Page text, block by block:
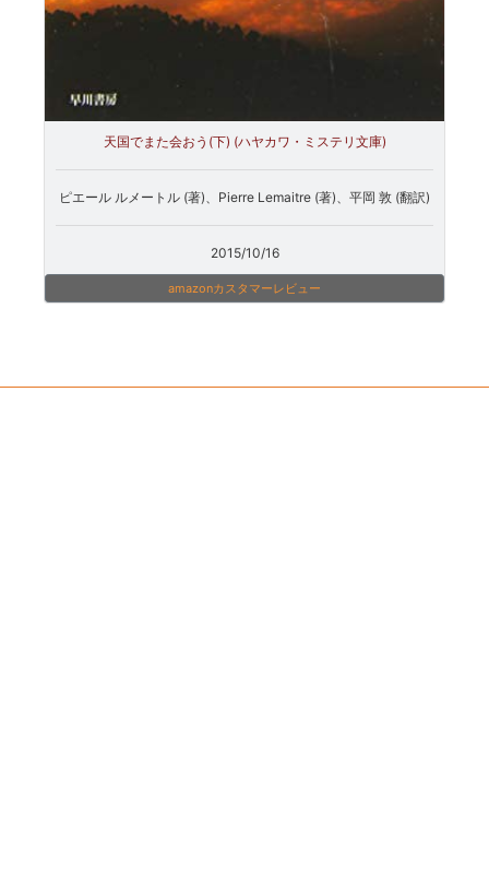
天国でまた会おう(下) (ハヤカワ・ミステリ文庫)
ピエール ルメートル (著)、Pierre Lemaitre (著)、平岡 敦 (翻訳)
2015/10/16
amazonカスタマーレビュー